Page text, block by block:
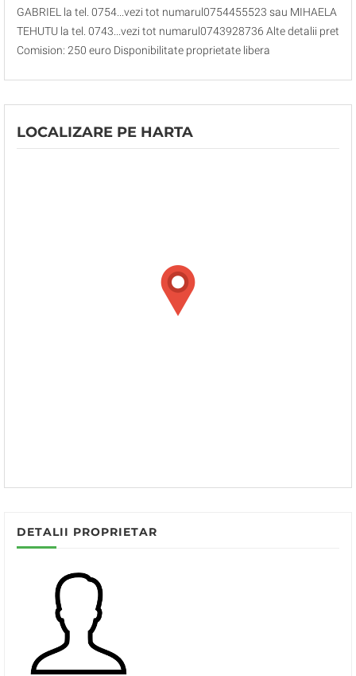
GABRIEL la tel. 0754...vezi tot numarul0754455523 sau MIHAELA
TEHUTU la tel. 0743...vezi tot numarul0743928736 Alte detalii pret
Comision: 250 euro Disponibilitate proprietate libera
LOCALIZARE PE HARTA
DETALII PROPRIETAR